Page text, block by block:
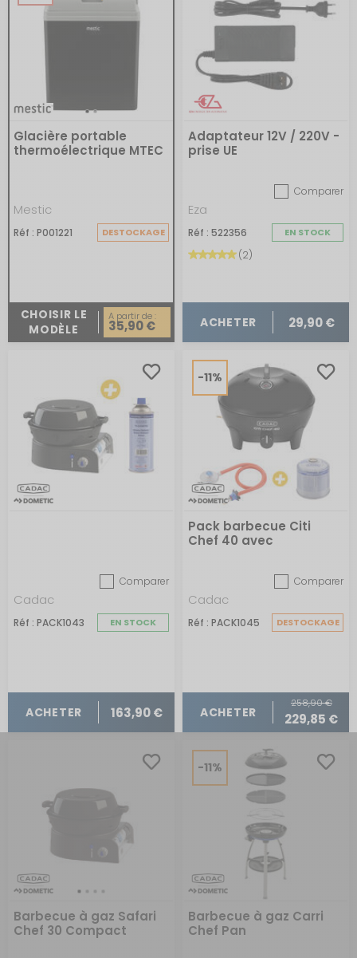
Glacière portable
thermoélectrique MTEC
Mestic
Réf : P001221 DESTOCKAGE
CHOISIR LE
MODÈLE
A partir de :
35,90 €
Adaptateur 12V / 220V -
prise UE
Comparer
Eza
Réf : 522356 EN STOCK
(2)
ACHETER 29,90 €
Comparer
Cadac
Réf : PACK1043 EN STOCK
ACHETER 163,90 €
-11%
Pack barbecue Citi
Chef 40 avec
Comparer
Cadac
Réf : PACK1045 DESTOCKAGE
ACHETER
258,90 €
229,85 €
Barbecue à gaz Safari
Chef 30 Compact
-11%
Barbecue à gaz Carri
Chef Pan